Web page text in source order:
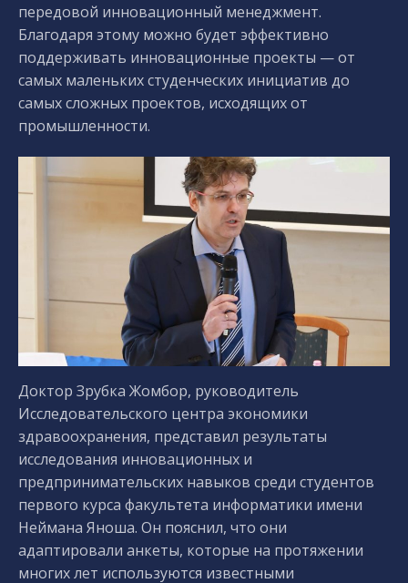
передовой инновационный менеджмент.
Благодаря этому можно будет эффективно
поддерживать инновационные проекты — от
самых маленьких студенческих инициатив до
самых сложных проектов, исходящих от
промышленности.
Доктор Зрубка Жомбор, руководитель
Исследовательского центра экономики
здравоохранения, представил результаты
исследования инновационных и
предпринимательских навыков среди студентов
первого курса факультета информатики имени
Неймана Яноша. Он пояснил, что они
адаптировали анкеты, которые на протяжении
многих лет используются известными